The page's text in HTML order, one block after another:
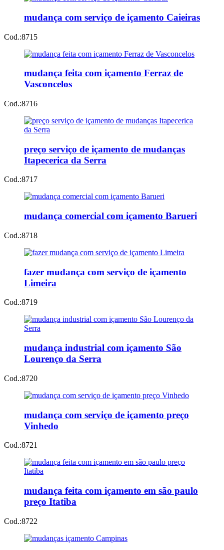
mudança com serviço de içamento Caieiras
Cod.:8715
mudança feita com içamento Ferraz de
Vasconcelos
Cod.:8716
preço serviço de içamento de mudanças
Itapecerica da Serra
Cod.:8717
mudança comercial com içamento Barueri
Cod.:8718
fazer mudança com serviço de içamento
Limeira
Cod.:8719
mudança industrial com içamento São
Lourenço da Serra
Cod.:8720
mudança com serviço de içamento preço
Vinhedo
Cod.:8721
mudança feita com içamento em são paulo
preço Itatiba
Cod.:8722